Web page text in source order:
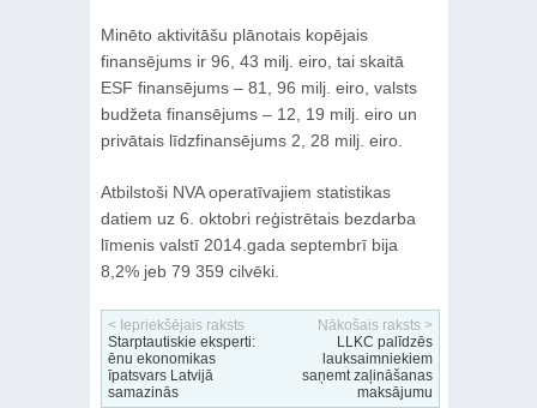
Minēto aktivitāšu plānotais kopējais
finansējums ir 96, 43 milj. eiro, tai skaitā
ESF finansējums – 81, 96 milj. eiro, valsts
budžeta finansējums – 12, 19 milj. eiro un
privātais līdzfinansējums 2, 28 milj. eiro.
Atbilstoši NVA operatīvajiem statistikas
datiem uz 6. oktobri reģistrētais bezdarba
līmenis valstī 2014.gada septembrī bija
8,2% jeb 79 359 cilvēki.
< Iepriekšējais raksts
Starptautiskie eksperti:
ēnu ekonomikas
īpatsvars Latvijā
samazinās
Nākošais raksts >
LLKC palīdzēs
lauksaimniekiem
saņemt zaļināšanas
maksājumu